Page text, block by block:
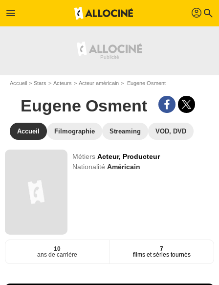
menu profil search
Accueil Stars Acteurs Acteur américain Eugene Osment
Eugene Osment
Accueil Filmographie Streaming VOD, DVD
MétiersActeur, Producteur
NationalitéAméricain
10
ans de carrière
7
films et séries tournés